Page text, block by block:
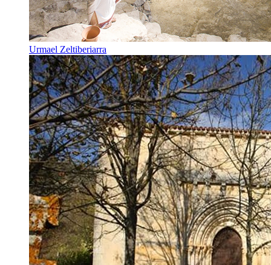
Urmael Zeltiberiarra